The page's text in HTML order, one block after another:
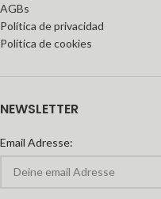
AGBs
Política de privacidad
Política de cookies
NEWSLETTER
Email Adresse: